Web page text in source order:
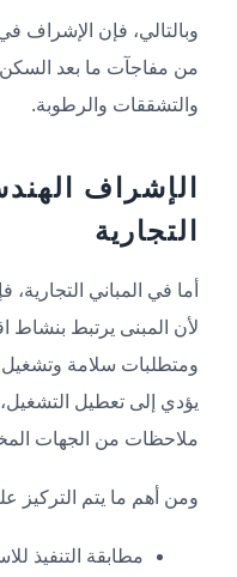
وبالتالي، فإن الإشراف
من مفاجآت ما بعد
والتشققات والرطوبة.
الإشراف
التجارية
أما في المباني
لأن المبنى يرتبط بنشاط
ومتطلبات سلامة
يؤدي إلى تعطيل التشغيل،
ملاحظات من الجهات
ومن أهم ما يتم التركيز
مطابقة التنفيذ